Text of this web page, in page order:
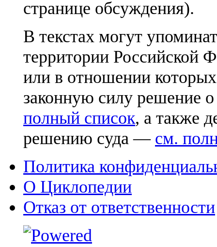
странице обсуждения).
В текстах могут
территории Российской
или в отношении
законную силу решение
полный список, а также
решению суда — см.
Политика
О Циклопедии
Отказ от ответственности